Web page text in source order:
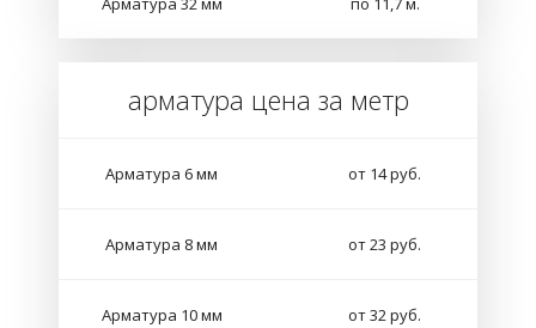
арматура цена за метр
Арматура 6 мм от 14 руб.
Арматура 8 мм от 23 руб.
Арматура 10 мм от 32 руб.